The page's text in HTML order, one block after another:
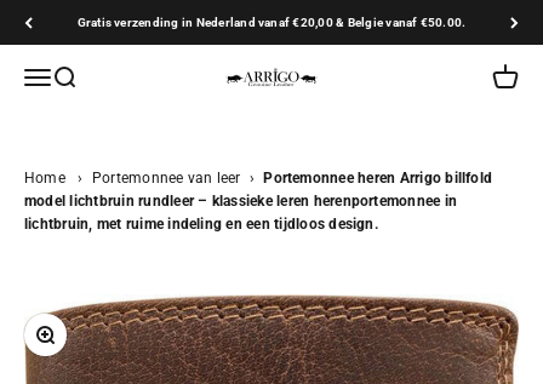
Gratis verzending in Nederland vanaf €20,00 & Belgie vanaf €50.00.
Navigatiemenu openen
Zoeken openen Arrigo.nl
Home › Portemonnee van leer ›
Portemonnee heren Arrigo billfold
model lichtbruin rundleer – klassieke leren herenportemonnee in
lichtbruin, met ruime indeling en een tijdloos design.
In-/uitzoomen